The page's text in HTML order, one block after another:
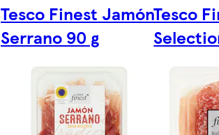
Tesco Finest Jamón
Serrano 90 g
Tesco